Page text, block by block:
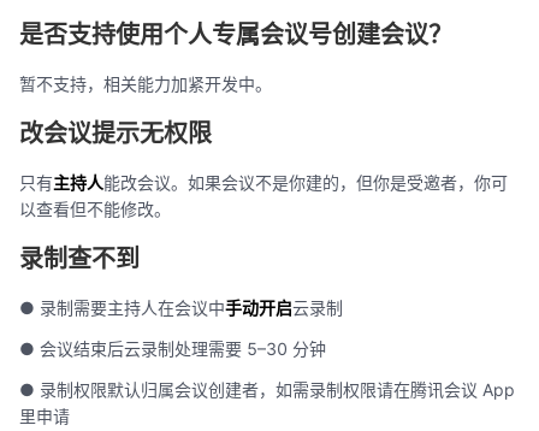
是否支持使用个人专属会议号创建会议？
暂不支持，相关能力加紧开发中。
改会议提示无权限
只有主持人能改会议。如果会议不是你建的，但你是受邀者，你可
以查看但不能修改。
录制查不到
● 录制需要主持人在会议中手动开启云录制
● 会议结束后云录制处理需要 5–30 分钟
● 录制权限默认归属会议创建者，如需录制权限请在腾讯会议 App
里申请